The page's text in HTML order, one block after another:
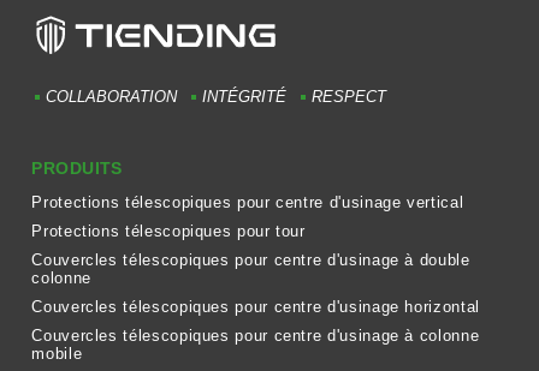
COLLABORATION INTÉGRITÉ RESPECT
PRODUITS
Protections télescopiques pour centre d'usinage vertical
Protections télescopiques pour tour
Couvercles télescopiques pour centre d'usinage à double
colonne
Couvercles télescopiques pour centre d'usinage horizontal
Couvercles télescopiques pour centre d'usinage à colonne
mobile